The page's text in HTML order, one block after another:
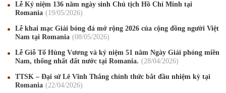
Lễ Kỷ niệm 136 năm ngày sinh Chủ tịch Hồ Chí Minh tại
Romania
19/05/2026
Lễ khai mạc Giải bóng đá mở rộng 2026 của cộng đồng người Việt
Nam tại Romania
08/05/2026
Lễ Giỗ Tổ Hùng Vương và kỷ niệm 51 năm Ngày Giải phóng miền
Nam, thống nhất đất nước tại Romania.
28/04/2026
TTSK – Đại sứ Lê Vĩnh Thắng chính thức bắt đầu nhiệm kỳ tại
Romania
22/04/2026
Mừng Xuân Canh Tý 2020
Chúc mừng Giáng sinh và Năm mới 2020
Mừng Xuân Kỷ Hợi 2019 03/02/2019
Chúc mừng Giáng sinh và Năm mới 2019 22 /12/2018